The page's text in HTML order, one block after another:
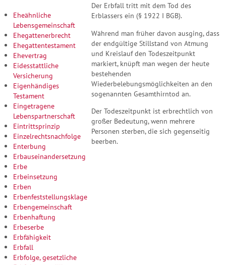
Eheähnliche
Lebensgemeinschaft
Ehegattenerbrecht
Ehegattentestament
Ehevertrag
Eidesstattliche
Versicherung
Eigenhändiges
Testament
Eingetragene
Lebenspartnerschaft
Eintrittsprinzip
Einzelrechtsnachfolge
Enterbung
Erbauseinandersetzung
Erbe
Erbeinsetzung
Erben
Erbenfeststellungsklage
Erbengemeinschaft
Erbenhaftung
Erbeserbe
Erbfähigkeit
Erbfall
Erbfolge, gesetzliche
Der Erbfall tritt mit dem Tod des
Erblassers ein (§ 1922 I BGB).
Während man früher davon ausging, dass
der endgültige Stillstand von Atmung
und Kreislauf den Todeszeitpunkt
markiert, knüpft man wegen der heute
bestehenden
Wiederbelebungsmöglichkeiten an den
sogenannten Gesamthirntod an.
Der Todeszeitpunkt ist erbrechtlich von
großer Bedeutung, wenn mehrere
Personen sterben, die sich gegenseitig
beerben.